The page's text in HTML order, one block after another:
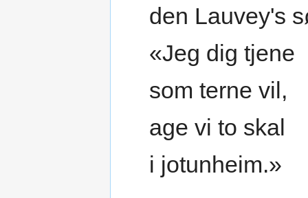
den Lauvey's
«Jeg dig tjene
som terne vil,
age vi to skal
i jotunheim.»